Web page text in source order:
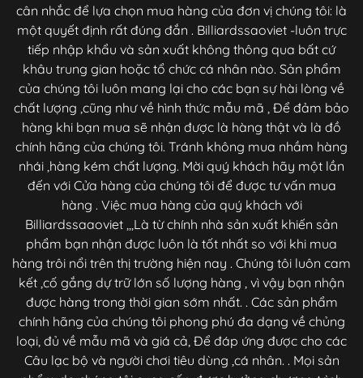
cân nhắc để lựa chọn mua hàng của đơn vị chúng tôi: là
một quyết định rất đúng đắn . Billiardssaoviet -luôn trực
tiếp nhập khẩu và sản xuất không thông qua bất cứ
khâu trung gian hoặc tổ chức cá nhân nào. Sản phẩm
của chúng tôi luôn mang lại cho các bạn sự hài lòng về
chất lượng ,cũng như về hình thức mẫu mã , Để đảm bảo
hàng khi bạn mua sẽ nhận được là hàng thật và là đồ
chính hãng của chúng tôi. Tránh không mua nhầm hàng
nhái ,hàng kém chất lượng. Mời quý khách hãy một lần
đến với Cửa hàng của chúng tôi để được tư vấn mua
hàng . Việc mua hàng của quý khách với
Billiardssaaoviet ,,,Là từ chính nhà sản xuất khiến sản
phẩm bạn nhận được luôn là tốt nhất so với khi mua
hàng trôi nổi trên thị trường hiện nay . Chúng tôi luôn cam
kết ,cố gắng dự trữ lớn số lượng hàng , vì vậy bạn nhận
được hàng trong thời gian sớm nhất. . Các sản phẩm
chính hãng của chúng tôi phong phú đa dạng về chủng
loại, đủ về mẫu mã và giá cả, Để đáp ứng được cho các
Câu lạc bộ và người chơi tiêu dùng ,cá nhân. . Mọi sản